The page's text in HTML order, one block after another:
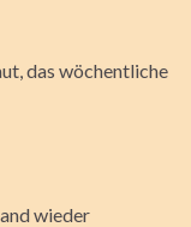
das wöchentliche
wieder